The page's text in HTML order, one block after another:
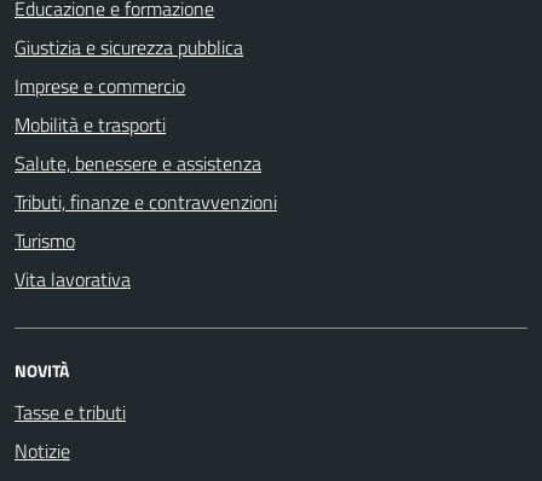
Educazione e formazione
Giustizia e sicurezza pubblica
Imprese e commercio
Mobilità e trasporti
Salute, benessere e assistenza
Tributi, finanze e contravvenzioni
Turismo
Vita lavorativa
NOVITÀ
Tasse e tributi
Notizie